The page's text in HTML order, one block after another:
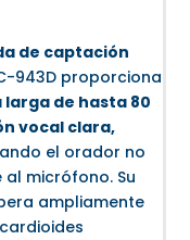
de captación
943D proporciona
de hasta 80
vocal clara,
el orador no
micrófono. Su
ampliamente